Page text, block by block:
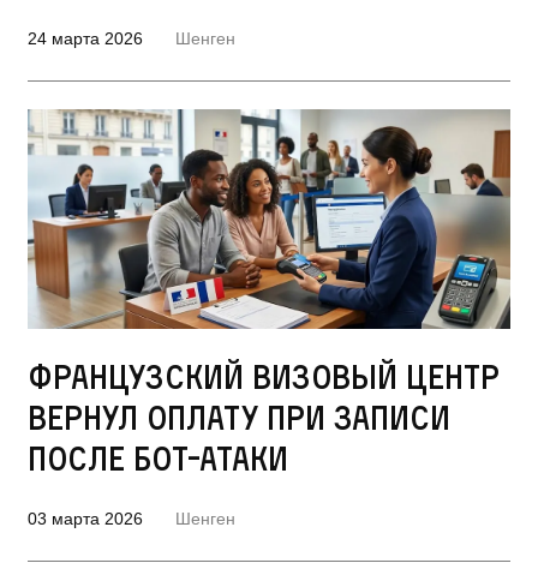
24 марта 2026 Шенген
Французский визовый центр
вернул оплату при записи
после бот-атаки
03 марта 2026 Шенген